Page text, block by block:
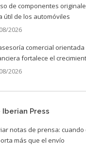
de componentes
útil de los automóviles
2026
comercial
fortalece el
2026
Press
notas de prensa: cuando
más que el envío